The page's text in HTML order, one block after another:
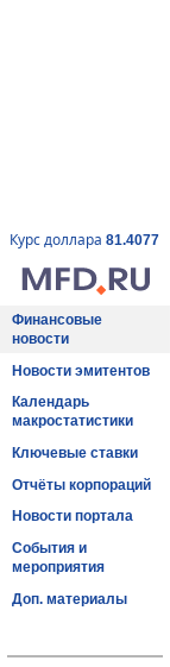
Курс доллара 81.4077
Финансовые
новости
Новости эмитентов
Календарь
макростатистики
Ключевые ставки
Отчёты корпораций
Новости портала
События и
мероприятия
Доп. материалы